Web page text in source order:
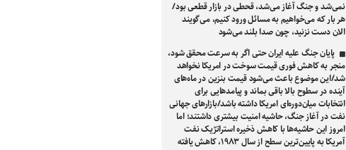
نمی‌شد و جنگ آغاز می‌شد، قحطی در بازار قطعی بود/
هر بار که می‌خواهیم به مسائل ورود کنیم، می‌گویند
الان دست نزنید، چون صدا بلند می‌شود
پایان جنگ علیه ایران حتی اگر به سرعت محقق شود،
منجر به کاهش فوری قیمت سوخت در امریکا نخواهد
شد/این موضوع باعث می‌شود قیمت بنزین در ماه‌های
آینده در سطوح بالا باقی بماند و پیامدهایی برای
انتخابات میان‌دوره‌ای امریکا داشته باشد/بازارهای جهانی
نفت در آغاز جنگ، حاشیه امنیت بیشتری داشتند؛ اما
امروز این حاشیه‌ها با کاهش ذخیره استراتژیک نفت
آمریکا به پایین‌ترین سطح از سال ۱۹۸۳، کاهش یافته